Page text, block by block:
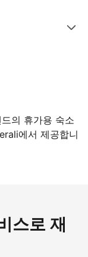
의 휴가용 숙소
에서 제공합니
스로 재